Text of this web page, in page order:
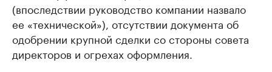
(впоследствии руководство компании назвало
ее «технической»), отсутствии документа об
одобрении крупной сделки со стороны совета
директоров и огрехах оформления.